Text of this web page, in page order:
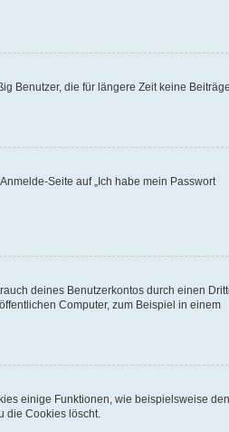
Benutzer, die für längere Zeit keine Beiträge
Seite auf „Ich habe mein Passwort
deines Benutzerkontos durch einen
Computer, zum Beispiel in einem
einige Funktionen, wie beispielsweise den
die Cookies löscht.